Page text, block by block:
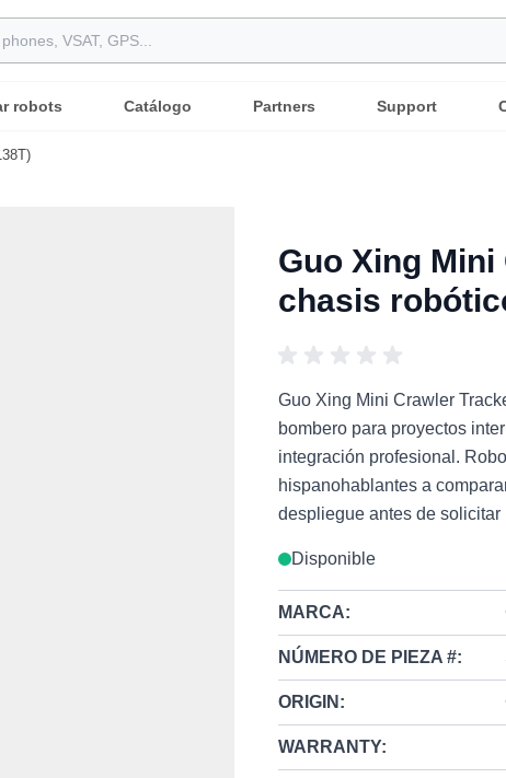
robots Catálogo Partners Support
Guo Xing
chasis
Guo Xing Mini Crawler
bombero para proyectos
integración profesional.
hispanohablantes a
despliegue antes de solicitar
Disponible
MARCA:
NÚMERO DE PIEZA #:
ORIGIN:
WARRANTY: